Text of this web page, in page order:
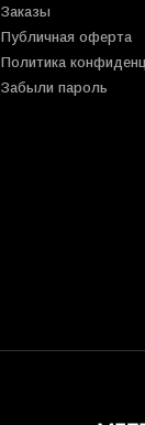
Заказы
Публичная оферта
Политика
Забыли пароль